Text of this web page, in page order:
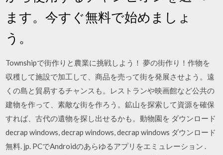
ます。今すぐ無料で始めましょ
う。
Townshipで街作りと農業に挑戦しよう！ 夢の街作り！作物を
収穫して施設で加工して、商品を売って街を発展させよう。遠
くの島と貿易するチャンスも。レストランや映画館など公共の
建物を作って、素敵な街を作ろう。鉱山を探索して資源を確保
すれば、古代の遺物を探し出せるかも。動物園を ダウンロード
decrap windows, decrap windows, decrap windows ダウンロード
無料. jp. PCでAndroidのあらゆるアプリをエミュレーション .